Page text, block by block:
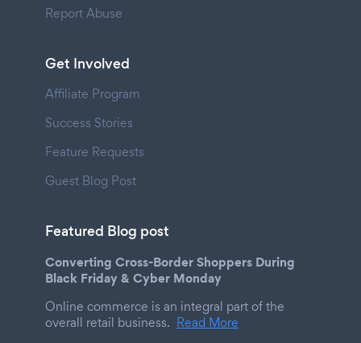
Report Abuse
Get Involved
Affiliate Program
Success Stories
Feature Requests
Guest Blog Post
Featured Blog post
Converting Cross-Border Shoppers During
Black Friday & Cyber Monday
Online commerce is an integral part of the
overall retail business. Read More